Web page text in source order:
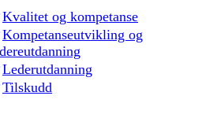
Kvalitet og kompetanse
Kompetanseutvikling og
Lederutdanning
Tilskudd